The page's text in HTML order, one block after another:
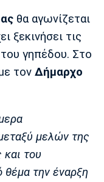
Πανσερραϊκός
Ατλέτικο
Μαδρίτης
θα αγωνίζεται
ξεκινήσει τις
του γηπέδου. Στο
τον Δήμαρχο
μελών της
του
την έναρξη